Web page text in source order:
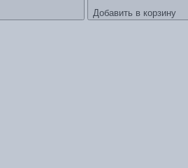
Добавить в корзину